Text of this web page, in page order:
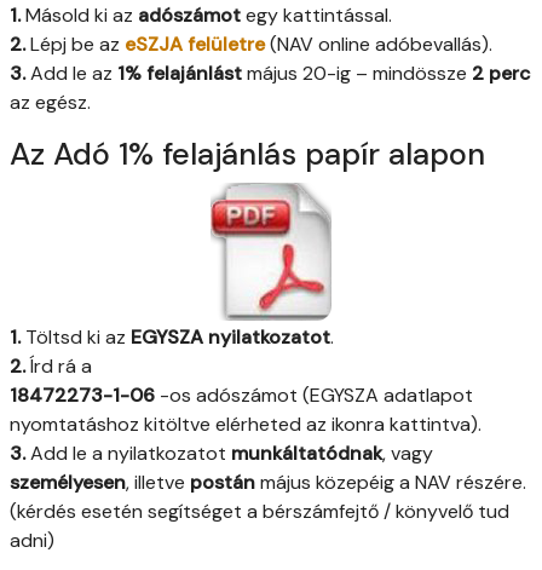
1.Másold ki az adószámotegy kattintással.
2.Lépj be az eSZJA felületre(NAV online adóbevallás).
3.Add le az 1% felajánlástmájus 20-ig – mindössze 2 perc
az egész.
Az Adó 1% felajánlás papír alapon
1.Töltsd ki az EGYSZA nyilatkozatot.
2.Írd rá a
18472273-1-06 -os adószámot (EGYSZA adatlapot
nyomtatáshoz kitöltve elérheted az ikonra kattintva).
3.Add le a nyilatkozatot munkáltatódnak, vagy
személyesen, illetve postánmájus közepéig a NAV részére.
(kérdés esetén segítséget a bérszámfejtő / könyvelő tud
adni)